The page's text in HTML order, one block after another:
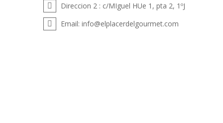
Direccion 2 : c/MIguel HUe 1, pta 2, 1ºJ
Email: info@elplacerdelgourmet.com